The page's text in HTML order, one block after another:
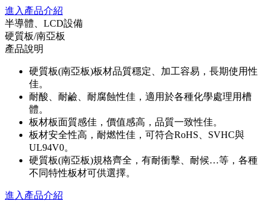
進入產品介紹
半導體、LCD設備
硬質板/南亞板
產品說明
硬質板(南亞板)板材品質穩定、加工容易，長期使用性
佳。
耐酸、耐鹼、耐腐蝕性佳，適用於各種化學處理用槽
體。
板材板面質感佳，價值感高，品質一致性佳。
板材安全性高，耐燃性佳，可符合RoHS、SVHC與
UL94V0。
硬質板(南亞板)規格齊全，有耐衝擊、耐候…等，各種
不同特性板材可供選擇。
進入產品介紹